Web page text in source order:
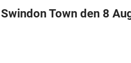
Town den 8